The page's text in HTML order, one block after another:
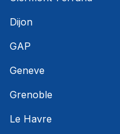
Dijon
GAP
Geneve
Grenoble
Le Havre